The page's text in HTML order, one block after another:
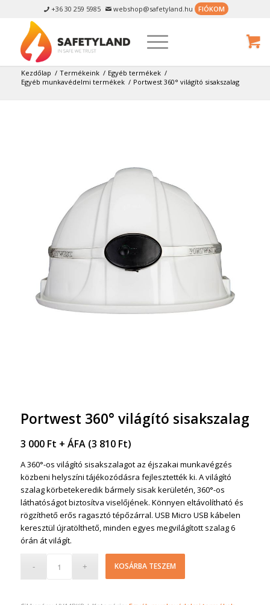
 +36 30 259 5985  webshop@safetyland.hu FIÓKOM
Kezdőlap / Termékeink / Egyéb termékek /
Egyéb munkavédelmi termékek / Portwest 360° világító sisakszalag
Portwest 360° világító sisakszalag
3 000 Ft + ÁFA (3 810 Ft)
A 360°-os világító sisakszalagot az éjszakai munkavégzés
közbeni helyszíni tájékozódásra fejlesztették ki. A világító
szalag körbetekeredik bármely sisak kerületén, 360°-os
láthatóságot biztosítva viselőjének. Könnyen eltávolítható és
rögzíthető erős ragasztó tépőzárral. USB Micro USB kábelen
keresztül újratölthető, minden egyes megvilágított szalag 6
órán át világít.
KOSÁRBA TESZEM